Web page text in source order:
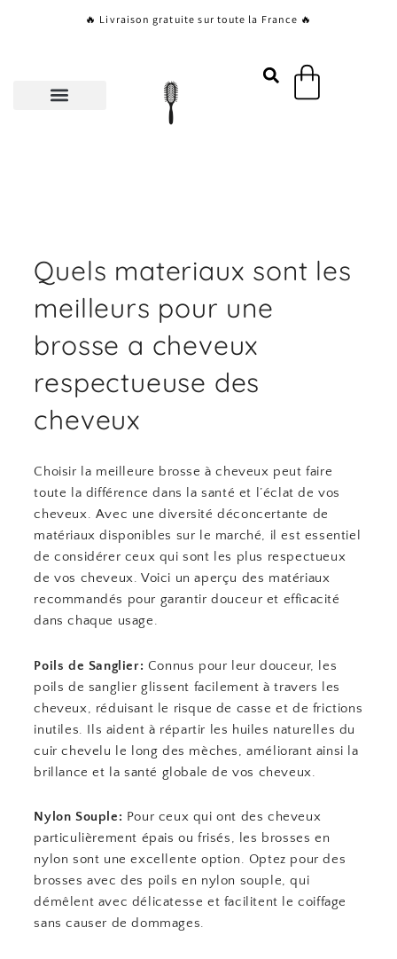
🔥 Livraison gratuite sur toute la France 🔥
Panier
Quels materiaux sont les
meilleurs pour une
brosse a cheveux
respectueuse des
cheveux
Choisir la meilleure brosse à cheveux peut faire
toute la différence dans la santé et l’éclat de vos
cheveux. Avec une diversité déconcertante de
matériaux disponibles sur le marché, il est essentiel
de considérer ceux qui sont les plus respectueux
de vos cheveux. Voici un aperçu des matériaux
recommandés pour garantir douceur et efficacité
dans chaque usage.
Poils de Sanglier: Connus pour leur douceur, les
poils de sanglier glissent facilement à travers les
cheveux, réduisant le risque de casse et de frictions
inutiles. Ils aident à répartir les huiles naturelles du
cuir chevelu le long des mèches, améliorant ainsi la
brillance et la santé globale de vos cheveux.
Nylon Souple: Pour ceux qui ont des cheveux
particulièrement épais ou frisés, les brosses en
nylon sont une excellente option. Optez pour des
brosses avec des poils en nylon souple, qui
démêlent avec délicatesse et facilitent le coiffage
sans causer de dommages.